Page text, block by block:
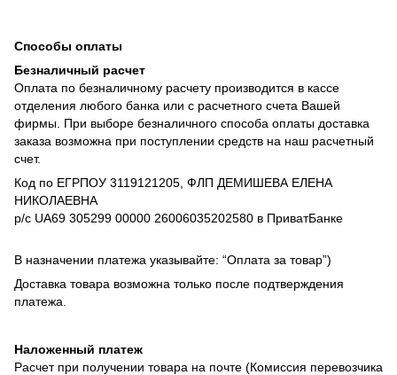
Способы оплаты
Безналичный расчет
Оплата по безналичному расчету производится в кассе
отделения любого банка или с расчетного счета Вашей
фирмы. При выборе безналичного способа оплаты доставка
заказа возможна при поступлении средств на наш расчетный
счет.
Код по ЕГРПОУ 3119121205, ФЛП ДЕМИШЕВА ЕЛЕНА
НИКОЛАЕВНА
р/с UA69 305299 00000 26006035202580 в ПриватБанке
В назначении платежа указывайте: “Оплата за товар”)
Доставка товара возможна только после подтверждения
платежа.
Наложенный платеж
Расчет при получении товара на почте (Комиссия перевозчика